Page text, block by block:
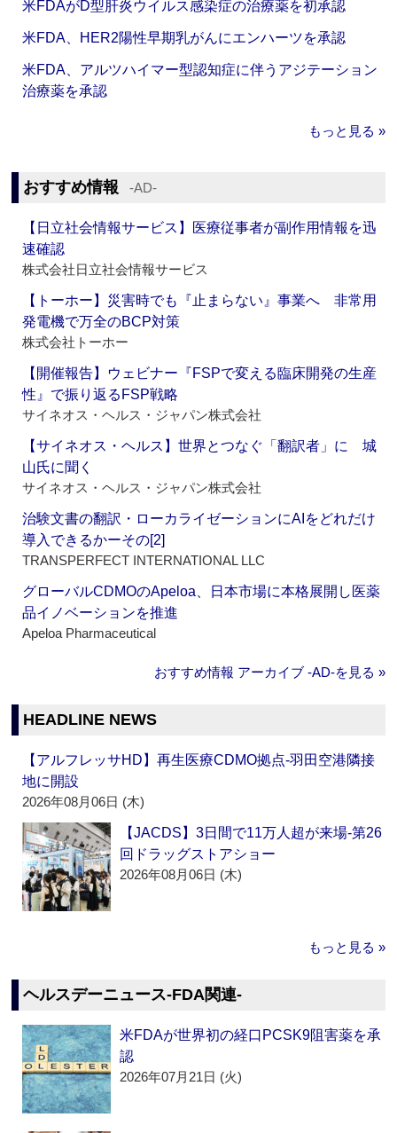
米FDAがD型肝炎ウイルス感染症の治療薬を初承認
米FDA、HER2陽性早期乳がんにエンハーツを承認
米FDA、アルツハイマー型認知症に伴うアジテーション
治療薬を承認
もっと見る »
おすすめ情報 ‐AD‐
【日立社会情報サービス】医療従事者が副作用情報を迅
速確認
株式会社日立社会情報サービス
【トーホー】災害時でも『止まらない』事業へ 非常用
発電機で万全のBCP対策
株式会社トーホー
【開催報告】ウェビナー『FSPで変える臨床開発の生産
性』で振り返るFSP戦略
サイネオス・ヘルス・ジャパン株式会社
【サイネオス・ヘルス】世界とつなぐ「翻訳者」に 城
山氏に聞く
サイネオス・ヘルス・ジャパン株式会社
治験文書の翻訳・ローカライゼーションにAIをどれだけ
導入できるかーその[2]
TRANSPERFECT INTERNATIONAL LLC
グローバルCDMOのApeloa、日本市場に本格展開し医薬
品イノベーションを推進
Apeloa Pharmaceutical
おすすめ情報 アーカイブ ‐AD‐を見る »
HEADLINE NEWS
【アルフレッサHD】再生医療CDMO拠点‐羽田空港隣接
地に開設
2026年08月06日 (木)
【JACDS】3日間で11万人超が来場‐第26
回ドラッグストアショー
2026年08月06日 (木)
もっと見る »
ヘルスデーニュース‐FDA関連‐
米FDAが世界初の経口PCSK9阻害薬を承
認
2026年07月21日 (火)